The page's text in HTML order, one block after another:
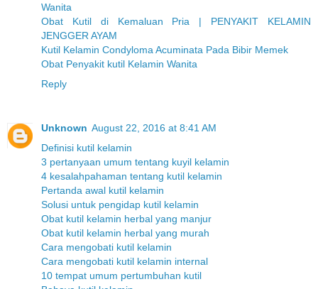
Wanita
Obat Kutil di Kemaluan Pria | PENYAKIT KELAMIN
JENGGER AYAM
Kutil Kelamin Condyloma Acuminata Pada Bibir Memek
Obat Penyakit kutil Kelamin Wanita
Reply
Unknown August 22, 2016 at 8:41 AM
Definisi kutil kelamin
3 pertanyaan umum tentang kuyil kelamin
4 kesalahpahaman tentang kutil kelamin
Pertanda awal kutil kelamin
Solusi untuk pengidap kutil kelamin
Obat kutil kelamin herbal yang manjur
Obat kutil kelamin herbal yang murah
Cara mengobati kutil kelamin
Cara mengobati kutil kelamin internal
10 tempat umum pertumbuhan kutil